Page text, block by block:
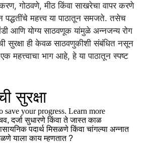
गोठवणे, मीठ किंवा साखरेचा वापर करणे
पद्धतींचे महत्त्व या पाठातून समजते. तसेच
आणि योग्य साठवणूक यांमुळे अन्नजन्य रोग
सुरक्षा ही केवळ साठवणुकीशी संबंधित नसून
महत्त्वाचा भाग आहे, हे या पाठातून स्पष्ट